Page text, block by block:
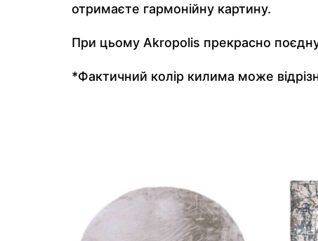
отримаєте гармонійну картину.
При цьому Akropolis прекрасно
*Фактичний колір килима може